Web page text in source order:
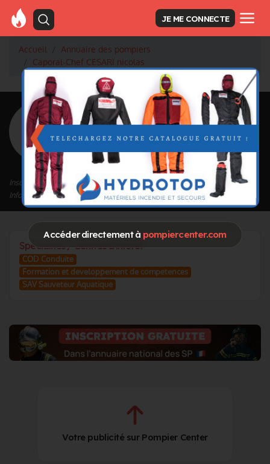
Accéder directement à pompiercenter.com
JE ME CONNECTE
Accueil
Annuaire des pompiers
Caporal-Chef CESARI nicolas
<Retour à la liste des pompiers
CESARI nicolas
Grade : Caporal-Chef
Inscrit depuis le 23/06/2026 à 11:13
Informations mises à jour le 23/06/2026 à 11:15
Spécialités / Centres d'intérêt
COD Conduite
Formation et developpement de competences
SAV Sauveteur Aquatique
Votre publicité sur Pompier Center